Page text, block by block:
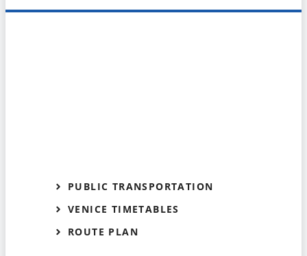
PUBLIC TRANSPORTATION
VENICE TIMETABLES
ROUTE PLAN